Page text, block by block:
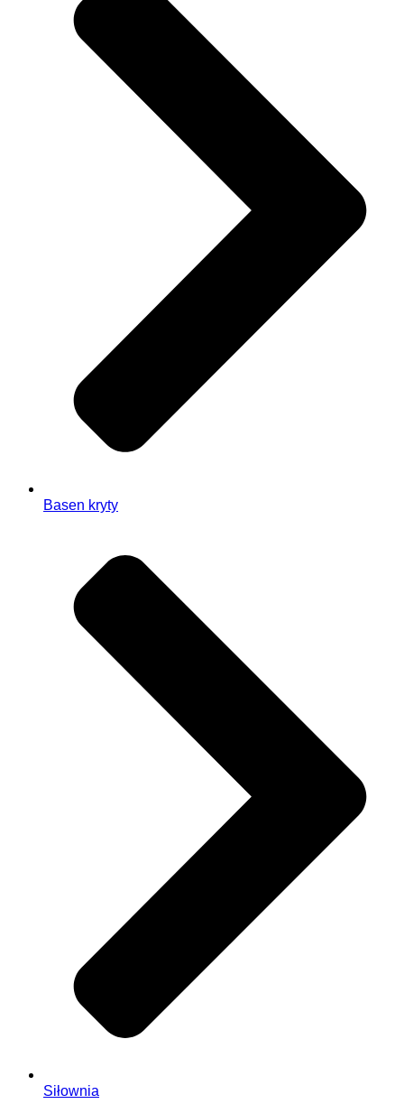
Basen kryty
Siłownia